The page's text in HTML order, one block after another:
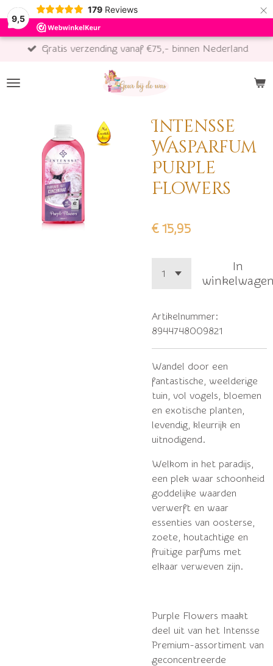
9,5
179 Reviews ×
Gratis verzending vanaf €75,- binnen Nederland
Intensse
Wasparfum
Purple
Flowers
€ 15,95
In
Artikelnummer:
8944748009821
Wandel door een
fantastische, weelderige
tuin, vol vogels, bloemen
en exotische planten,
levendig, kleurrijk en
uitnodigend.
Welkom in het paradijs,
een plek waar schoonheid
goddelijke waarden
verwerft en waar
essenties van oosterse,
zoete, houtachtige en
fruitige parfums met
elkaar verweven zijn.
Purple Flowers maakt
deel uit van het Intensse
Premium-assortiment van
geconcentreerde